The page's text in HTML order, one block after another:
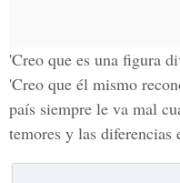
'Creo que es una figura
'Creo que él mismo
país siempre le va mal
temores y las diferencias